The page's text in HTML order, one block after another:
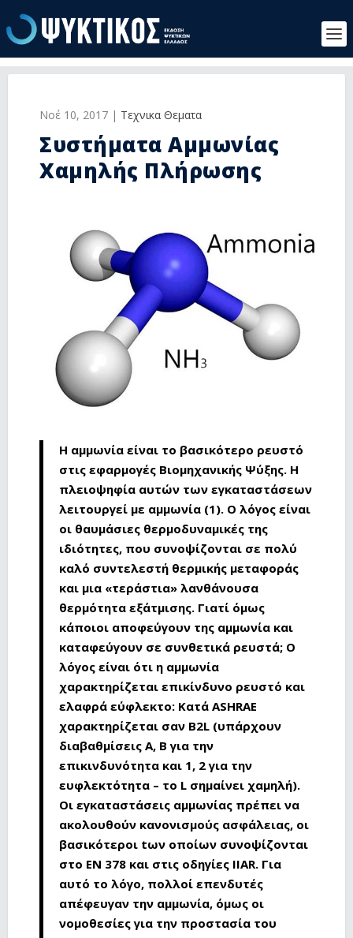
Συστήματα Αμμωνίας
Χαμηλής Πλήρωσης
Νοέ 10, 2017 | Τεχνικα Θεματα
Η αμμωνία είναι το βασικότερο ρευστό
στις εφαρμογές Βιομηχανικής Ψύξης. Η
πλειοψηφία αυτών των εγκαταστάσεων
λειτουργεί με αμμωνία (1). Ο λόγος είναι
οι θαυμάσιες θερμοδυναμικές της
ιδιότητες, που συνοψίζονται σε πολύ
καλό συντελεστή θερμικής μεταφοράς
και μια «τεράστια» λανθάνουσα
θερμότητα εξάτμισης. Γιατί όμως
κάποιοι αποφεύγουν της αμμωνία και
καταφεύγουν σε συνθετικά ρευστά; Ο
λόγος είναι ότι η αμμωνία
χαρακτηρίζεται επικίνδυνο ρευστό και
ελαφρά εύφλεκτο: Κατά ASHRAE
χαρακτηρίζεται σαν Β2L (υπάρχουν
διαβαθμίσεις Α, Β για την
επικινδυνότητα και 1, 2 για την
ευφλεκτότητα – το L σημαίνει χαμηλή).
Οι εγκαταστάσεις αμμωνίας πρέπει να
ακολουθούν κανονισμούς ασφάλειας, οι
βασικότεροι tων οποίων συνοψίζονται
στο ΕΝ 378 και στις οδηγίες IIAR. Για
αυτό το λόγο, πολλοί επενδυτές
απέφευγαν την αμμωνία, όμως οι
νομοθεσίες για την προστασία του